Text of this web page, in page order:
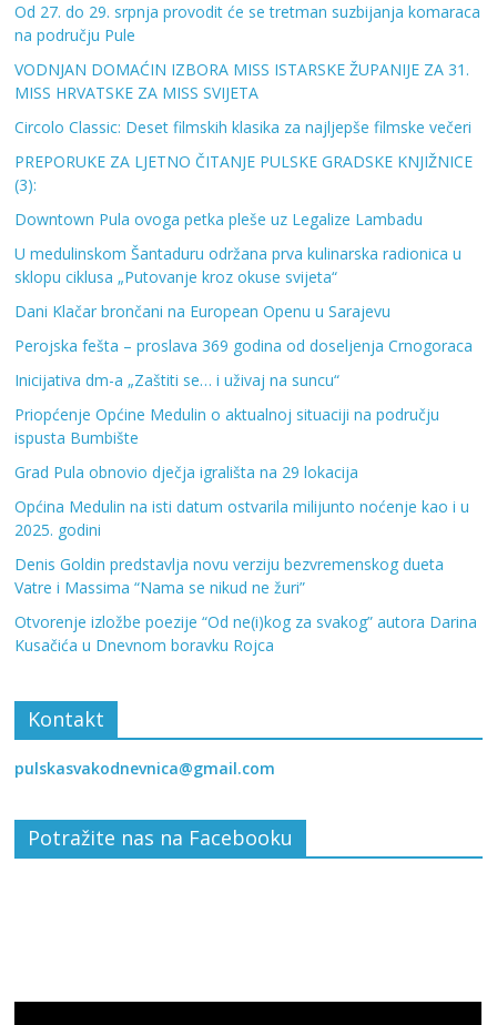
Od 27. do 29. srpnja provodit će se tretman suzbijanja komaraca
na području Pule
VODNJAN DOMAĆIN IZBORA MISS ISTARSKE ŽUPANIJE ZA 31.
MISS HRVATSKE ZA MISS SVIJETA
Circolo Classic: Deset filmskih klasika za najljepše filmske večeri
PREPORUKE ZA LJETNO ČITANJE PULSKE GRADSKE KNJIŽNICE
(3):
Downtown Pula ovoga petka pleše uz Legalize Lambadu
U medulinskom Šantaduru održana prva kulinarska radionica u
sklopu ciklusa „Putovanje kroz okuse svijeta“
Dani Klačar brončani na European Openu u Sarajevu
Perojska fešta – proslava 369 godina od doseljenja Crnogoraca
Inicijativa dm-a „Zaštiti se… i uživaj na suncu“
Priopćenje Općine Medulin o aktualnoj situaciji na području
ispusta Bumbište
Grad Pula obnovio dječja igrališta na 29 lokacija
Općina Medulin na isti datum ostvarila milijunto noćenje kao i u
2025. godini
Denis Goldin predstavlja novu verziju bezvremenskog dueta
Vatre i Massima “Nama se nikud ne žuri”
Otvorenje izložbe poezije “Od ne(i)kog za svakog” autora Darina
Kusačića u Dnevnom boravku Rojca
Kontakt
pulskasvakodnevnica@gmail.com
Potražite nas na Facebooku